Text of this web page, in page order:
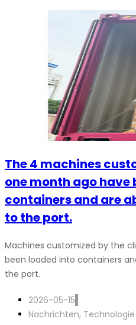
The 4 machines
one month ago have
containers and are
to the port.
Machines customized by the
been loaded into containers
the port.
2026-05-15
Nachrichten, Technologie